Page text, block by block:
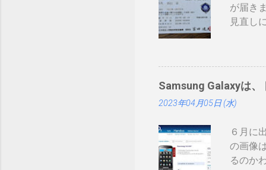
が届き
見直し
証かな
みたい
て：
録番号
構な金
ますが
カード
Samsung Galaxyは、
2023年04月05日 (水)
６月に
の画像
るのか